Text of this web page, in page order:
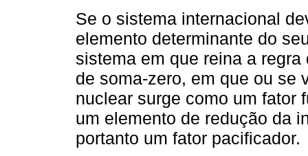
Se o sistema internacional
elemento determinante do
sistema em que reina a
de soma-zero, em que ou se
nuclear surge como um fator
um elemento de redução da
portanto um fator pacificador.